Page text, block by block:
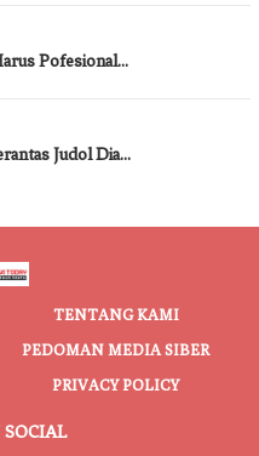
Pofesional…
Judol Dia…
TENTANG KAMI
PEDOMAN MEDIA SIBER
PRIVACY POLICY